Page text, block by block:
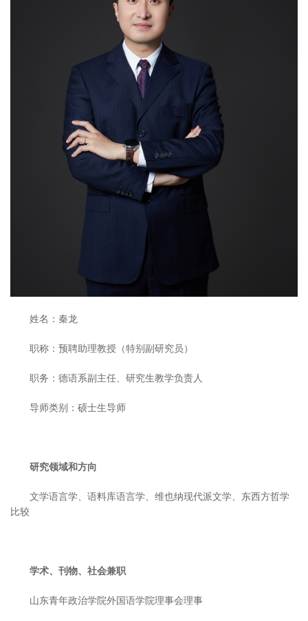
姓名：秦龙
职称：预聘助理教授（特别副研究员）
职务：德语系副主任、研究生教学负责人
导师类别：硕士生导师
研究领域和方向
文学语言学、语料库语言学、维也纳现代派文学、东西方哲学
比较
学术、刊物、社会兼职
山东青年政治学院外国语学院理事会理事